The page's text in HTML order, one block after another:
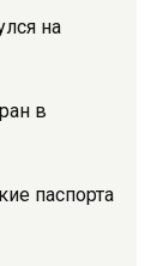
на
в
паспорта